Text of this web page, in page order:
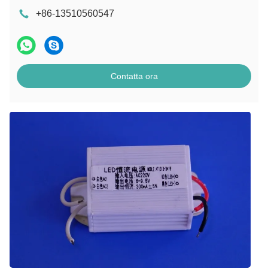
+86-13510560547
Contatta ora